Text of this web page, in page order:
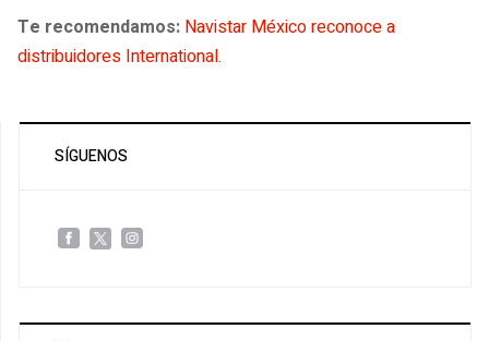
Te recomendamos: Navistar México reconoce a
distribuidores International.
SÍGUENOS